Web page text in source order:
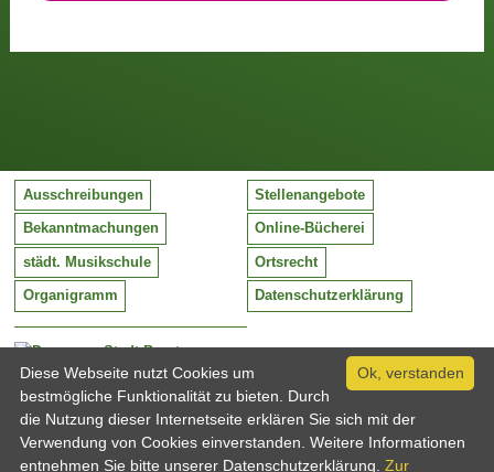
Stadt Barntrup
Mittelstraße 38
32683 Barntrup
Tel:
Email:
05263 / 409-0
info@barntrup.de
Ausschreibungen Stellenangebote
Bekanntmachungen Online-Bücherei
städt. Musikschule Ortsrecht
Organigramm Datenschutzerklärung
Ok, verstanden
Diese Webseite nutzt Cookies um
bestmögliche Funktionalität zu bieten. Durch
die Nutzung dieser Internetseite erklären Sie sich mit der
Verwendung von Cookies einverstanden. Weitere Informationen
entnehmen Sie bitte unserer Datenschutzerklärung. Zur